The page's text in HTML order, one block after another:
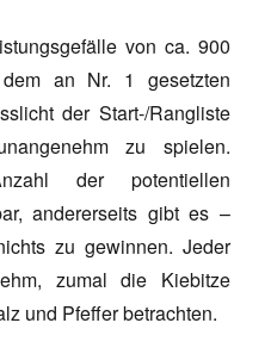
von ca. 900
an Nr. 1 gesetzten
der Start-/Rangliste
zu spielen.
der potentiellen
andererseits gibt es –
zu gewinnen. Jeder
zumal die Kiebitze
und Pfeffer betrachten.